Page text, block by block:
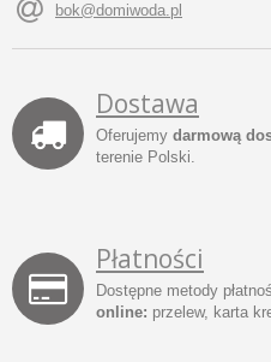
bok@domiwoda.pl
Dostawa
Oferujemy darmową
terenie Polski.
Płatności
Dostępne metody
online: przelew, karta